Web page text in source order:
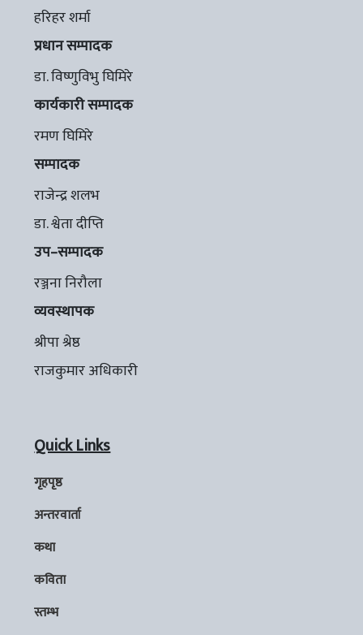
हरिहर शर्मा
प्रधान सम्पादक
डा. विष्णुविभु घिमिरे
कार्यकारी सम्पादक
रमण घिमिरे
सम्पादक
राजेन्द्र शलभ
डा. श्वेता दीप्ति
उप–सम्पादक
रञ्जना निरौला
व्यवस्थापक
श्रीपा श्रेष्ठ
राजकुमार अधिकारी
Quick Links
गृहपृष्ठ
अन्तरवार्ता
कथा
कविता
स्तम्भ